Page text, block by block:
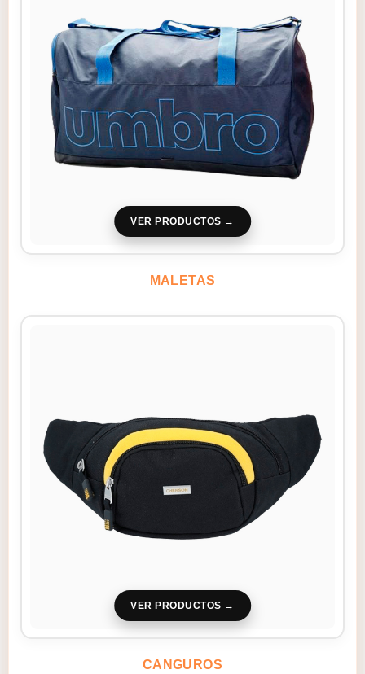
VER PRODUCTOS
MALETAS
VER PRODUCTOS
CANGUROS